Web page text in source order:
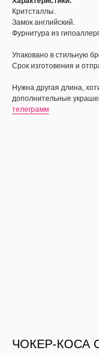
Критсталлы.
Замок английский.
Фурнитура из
Упаковано в стильную
Срок изготовения и
Нужна другая длина,
дополнительные
телеграмм
ЧОКЕР-КОСА